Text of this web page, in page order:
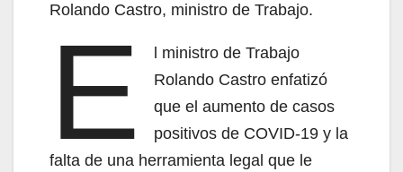
Rolando Castro, ministro de Trabajo.
E
l ministro de Trabajo
Rolando Castro enfatizó
que el aumento de casos
positivos de COVID-19 y la
falta de una herramienta legal que le